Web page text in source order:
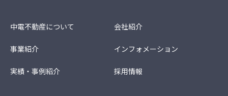
中電不動産について
事業紹介
実績・事例紹介
会社紹介
インフォメーション
採用情報